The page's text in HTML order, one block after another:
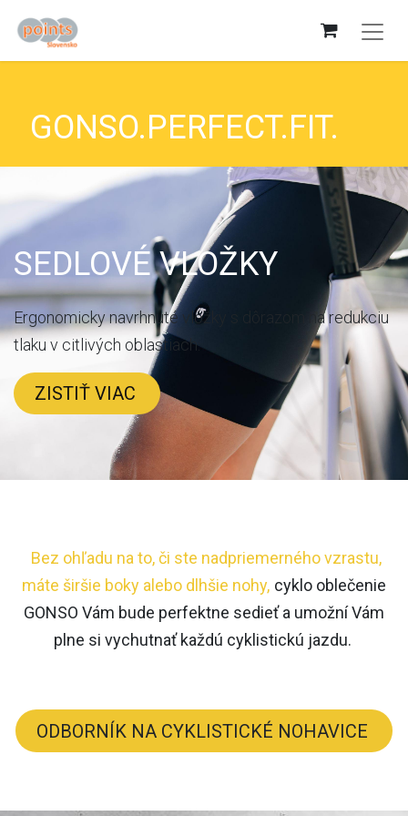
GONSO.PERFECT.FIT.
SEDLOVÉ VLOŽKY
Ergonomicky navrhnuté vložky s dôrazom na redukciu
tlaku v citlivých oblastiach.
ZISTIŤ VIAC
Bez ohľadu na to, či ste nadpriemerného vzrastu,
máte širšie boky alebo dlhšie nohy, cyklo oblečenie
GONSO Vám bude perfektne sedieť a umožní Vám
plne si vychutnať každú cyklistickú jazdu.
ODBORNÍK NA CYKLISTICKÉ NOHAVICE